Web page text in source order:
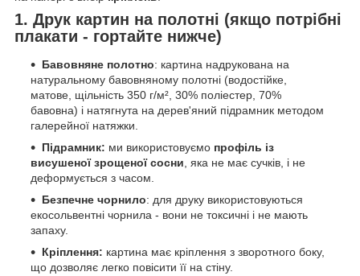
1. Друк картин на полотні (якщо потрібні
плакати - гортайте нижче)
Бавовняне полотно: картина надрукована на
натуральному бавовняному полотні (водостійке,
матове, щільність 350 г/м², 30% поліестер, 70%
бавовна) і натягнута на дерев'яний підрамник методом
галерейної натяжки.
Підрамник: ми використовуємо профіль із
висушеної зрощеної сосни, яка не має сучків, і не
деформується з часом.
Безпечне чорнило: для друку використовуються
екосольвентні чорнила - вони не токсичні і не мають
запаху.
Кріплення: картина має кріплення з зворотного боку,
що дозволяє легко повісити її на стіну.